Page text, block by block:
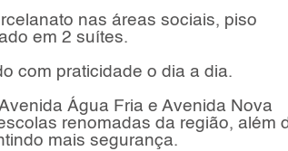
nas áreas sociais, piso
em 2 suítes.
com praticidade o dia a dia.
Água Fria e Avenida Nova
renomadas da região, além
mais segurança.